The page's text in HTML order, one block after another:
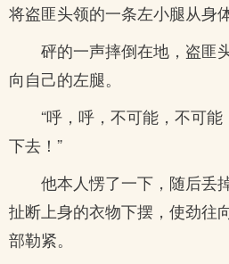
将盗匪头领的一条左小腿从身
砰的一声摔倒在地，盗匪
向自己的左腿。
“呼，呼，不可能，不可
下去！”
他本人愣了一下，随后丢
扯断上身的衣物下摆，使劲往
部勒紧。